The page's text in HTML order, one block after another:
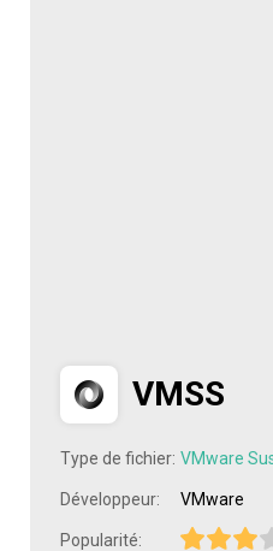
VMSS
Type de fichier: VMware
Développeur: VMware
Popularité: